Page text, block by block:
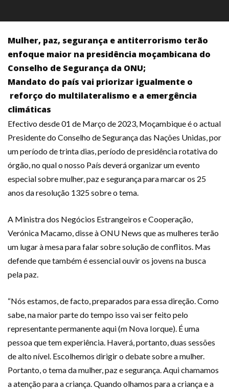
Mulher, paz, segurança e antiterrorismo terão
enfoque maior na presidência moçambicana do
Conselho de Segurança da ONU;
Mandato do país vai priorizar igualmente o
reforço do multilateralismo e a emergência
climáticas
Efectivo desde 01 de Março de 2023, Moçambique é o actual
Presidente do Conselho de Segurança das Nações Unidas, por
um período de trinta dias, período de presidência rotativa do
órgão, no qual o nosso País deverá organizar um evento
especial sobre mulher, paz e segurança para marcar os 25
anos da resolução 1325 sobre o tema.
A Ministra dos Negócios Estrangeiros e Cooperação,
Verónica Macamo, disse à ONU News que as mulheres terão
um lugar à mesa para falar sobre solução de conflitos. Mas
defende que também é essencial ouvir os jovens na busca
pela paz.
“Nós estamos, de facto, preparados para essa direção. Como
sabe, na maior parte do tempo isso vai ser feito pelo
representante permanente aqui (m Nova Iorque). É uma
pessoa que tem experiência. Haverá, portanto, duas sessões
de alto nível. Escolhemos dirigir o debate sobre a mulher.
Portanto, o tema da mulher, paz e segurança. Aqui chamamos
a atenção para a criança. Quando olhamos para a criança e a